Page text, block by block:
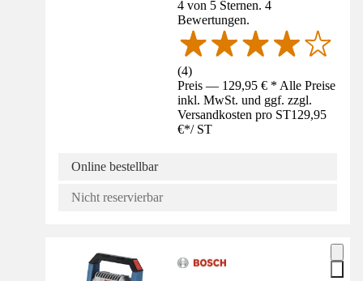
4 von 5 Sternen. 4
Bewertungen.
(4)
Preis — 129,95 € * Alle Preise
inkl. MwSt. und ggf. zzgl.
Versandkosten pro ST129,95
€*/ ST
Online bestellbar
Nicht reservierbar